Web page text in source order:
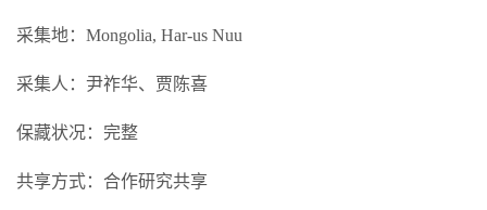
采集地：Mongolia, Har-us Nuu
采集人：尹祚华、贾陈喜
保藏状况：完整
共享方式：合作研究共享